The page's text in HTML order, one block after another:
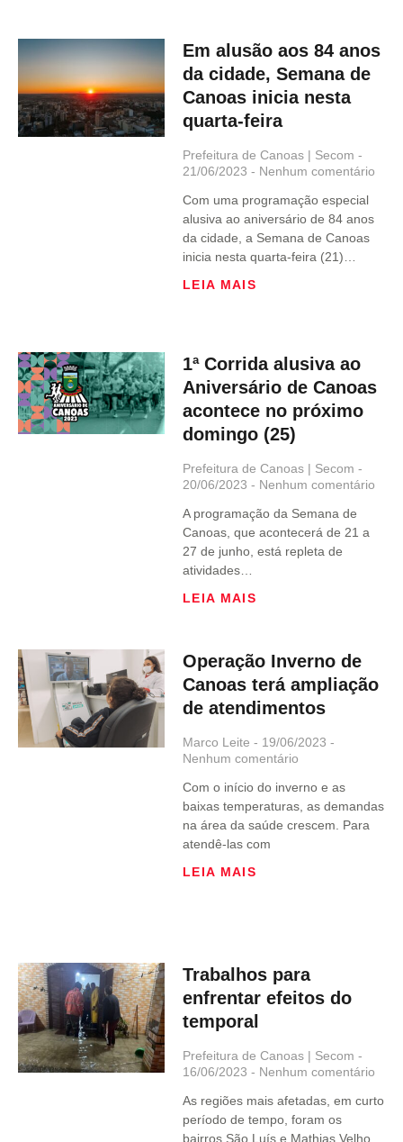
Em alusão aos 84 anos
da cidade, Semana de
Canoas inicia nesta
quarta-feira
Prefeitura de Canoas | Secom
21/06/2023
Nenhum comentário
Com uma programação especial
alusiva ao aniversário de 84 anos
da cidade, a Semana de Canoas
inicia nesta quarta-feira (21)…
LEIA MAIS
1ª Corrida alusiva ao
Aniversário de Canoas
acontece no próximo
domingo (25)
Prefeitura de Canoas | Secom
20/06/2023
Nenhum comentário
A programação da Semana de
Canoas, que acontecerá de 21 a
27 de junho, está repleta de
atividades…
LEIA MAIS
Operação Inverno de
Canoas terá ampliação
de atendimentos
Marco Leite
19/06/2023
Nenhum comentário
Com o início do inverno e as
baixas temperaturas, as demandas
na área da saúde crescem. Para
atendê-las com
LEIA MAIS
Trabalhos para
enfrentar efeitos do
temporal
Prefeitura de Canoas | Secom
16/06/2023
Nenhum comentário
As regiões mais afetadas, em curto
período de tempo, foram os
bairros São Luís e Mathias Velho,